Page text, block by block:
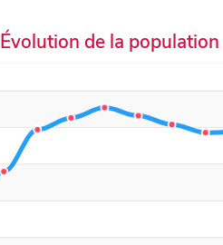
Évolution de la population